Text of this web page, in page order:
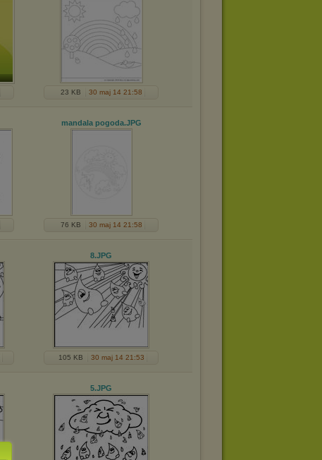
23 KB 30 maj 14 21:58
mandala pogoda.JPG
76 KB 30 maj 14 21:58
8.JPG
105 KB 30 maj 14 21:53
5.JPG